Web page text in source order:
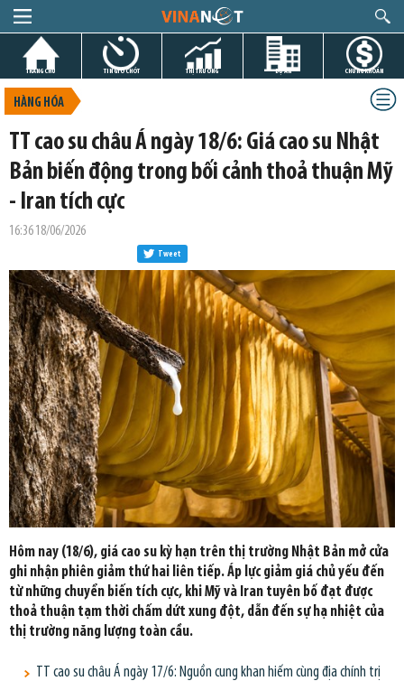
TRANG CHỦ TIN GIỜ CHÓT THỊ TRƯỜNG DỰ ÁN CHỨNG KHOÁN
HÀNG HÓA
TT cao su châu Á ngày 18/6: Giá cao su Nhật
Bản biến động trong bối cảnh thoả thuận Mỹ
- Iran tích cực
16:36 18/06/2026
Tweet
Hôm nay (18/6), giá cao su kỳ hạn trên thị trường Nhật Bản mở cửa
ghi nhận phiên giảm thứ hai liên tiếp. Áp lực giảm giá chủ yếu đến
từ những chuyển biến tích cực, khi Mỹ và Iran tuyên bố đạt được
thoả thuận tạm thời chấm dứt xung đột, dẫn đến sự hạ nhiệt của
thị trường năng lượng toàn cầu.
TT cao su châu Á ngày 17/6: Nguồn cung khan hiếm cùng địa chính trị